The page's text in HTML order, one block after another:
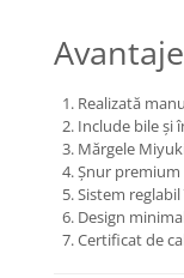
Realizată
Include bile și
Mărgele
Șnur
Sistem
Design
Certificat de